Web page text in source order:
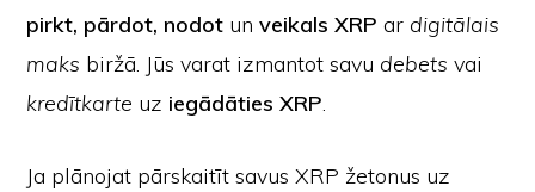
pirkt, pārdot, nodot unveikals XRPar digitālais
maks biržā. Jūs varat izmantot savu debets vai
kredītkarte uz iegādāties XRP.
Ja plānojat pārskaitīt savus XRP žetonus uz